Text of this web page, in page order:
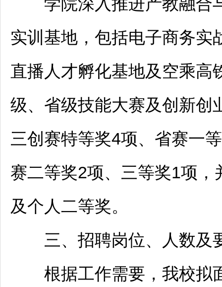
实训基地，包括电子商务实
直播人才孵化基地及空乘高
级、省级技能大赛及创新创
三创赛特等奖4项、省赛一
赛二等奖2项、三等奖1项，
及个人二等奖。
三、 招聘岗位、人数及
根据工作需要，我校拟